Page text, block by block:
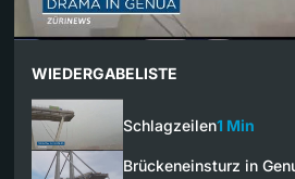
WIEDERGABELISTE
Schlagzeilen1 Min
Brückeneinsturz in